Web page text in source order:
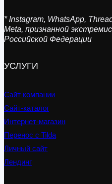
* Instagram, WhatsApp,
Meta, признанной
Российской Федерации
УСЛУГИ
Сайт компании
Сайт-каталог
Интернет-магазин
Перенос с Tilda
Личный сайт
Лендинг